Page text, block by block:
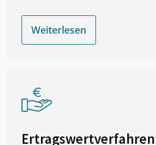
Weiterlesen
Ertragswertverfahren